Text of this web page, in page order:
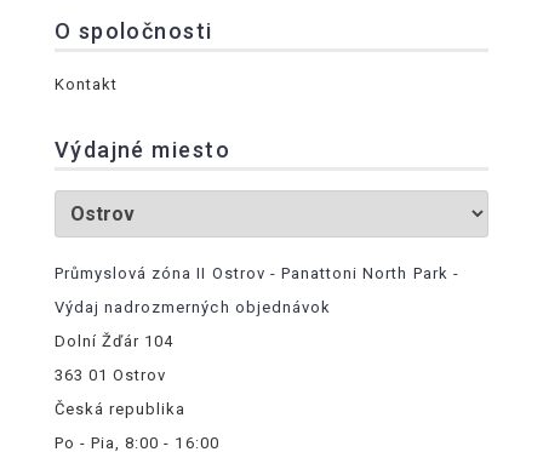
O spoločnosti
Kontakt
Výdajné miesto
Průmyslová zóna II Ostrov - Panattoni North Park -
Výdaj nadrozmerných objednávok
Dolní Žďár 104
363 01 Ostrov
Česká republika
Po - Pia, 8:00 - 16:00